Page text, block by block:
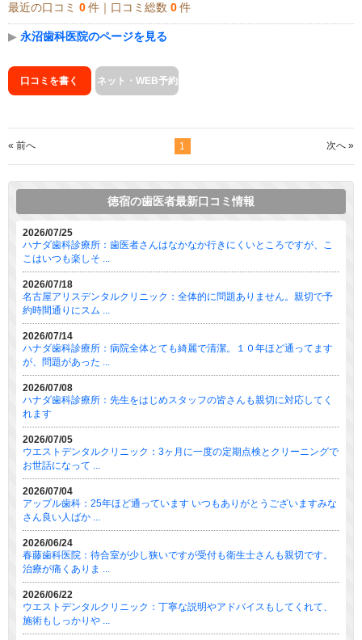
最近の口コミ 0 件｜口コミ総数 0 件
▶ 永沼歯科医院のページを見る
口コミを書く ネット・WEB予約
« 前へ 1 次へ »
徳宿の歯医者最新口コミ情報
2026/07/25
ハナダ歯科診療所：歯医者さんはなかなか行きにくいところですが、こ
こはいつも楽しそ ...
2026/07/18
名古屋アリスデンタルクリニック：全体的に問題ありません。親切で予
約時間通りにスム ...
2026/07/14
ハナダ歯科診療所：病院全体とても綺麗で清潔。１０年ほど通ってます
が、問題があった ...
2026/07/08
ハナダ歯科診療所：先生をはじめスタッフの皆さんも親切に対応してく
れます
2026/07/05
ウエストデンタルクリニック：3ヶ月に一度の定期点検とクリーニングで
お世話になって ...
2026/07/04
アップル歯科：25年ほど通っています いつもありがとうございますみな
さん良い人ばか ...
2026/06/24
春藤歯科医院：待合室が少し狭いですが受付も衛生士さんも親切です。
治療が痛くありま ...
2026/06/22
ウエストデンタルクリニック：丁寧な説明やアドバイスもしてくれて、
施術もしっかりや ...